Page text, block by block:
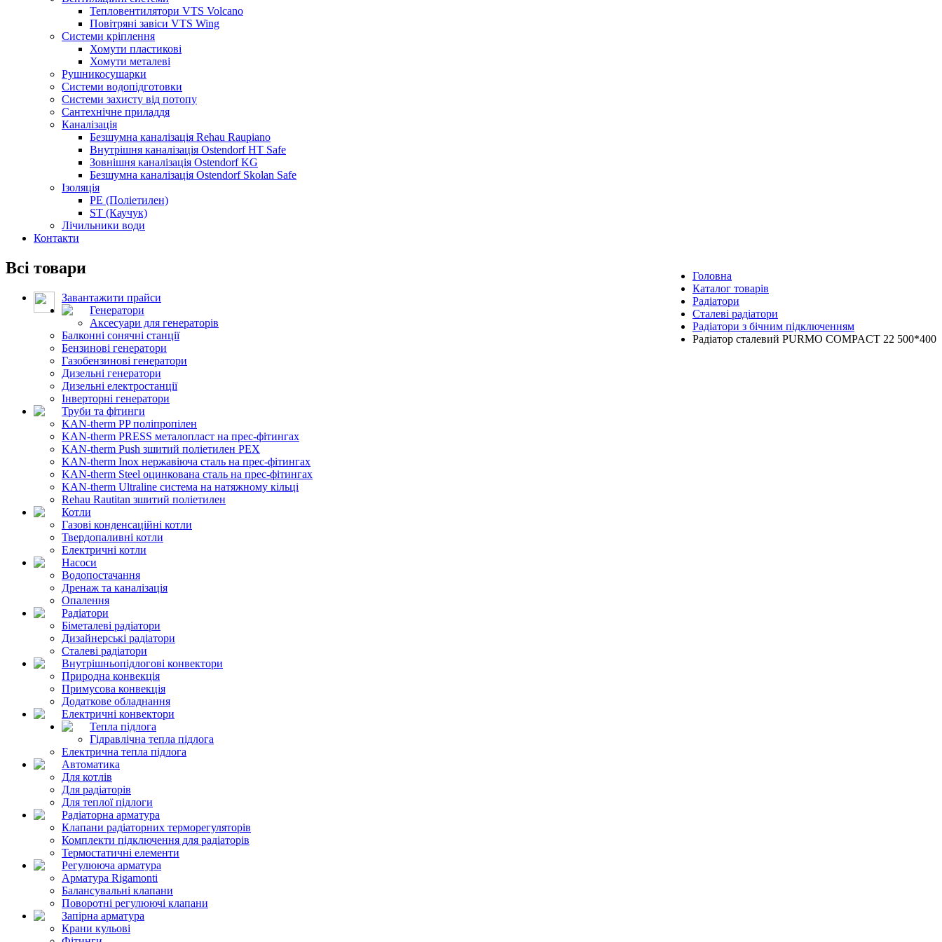
Тепловентилятори VTS Volcano
Повітряні завіси VTS Wing
Системи кріплення
Хомути пластикові
Хомути металеві
Рушникосушарки
Системи водопідготовки
Системи захисту від потопу
Сантехнічне приладдя
Каналізація
Безшумна каналізація Rehau Raupiano
Внутрішня каналізація Ostendorf HT Safe
Зовнішня каналізація Ostendorf KG
Безшумна каналізація Ostendorf Skolan Safe
Ізоляція
PE (Поліетилен)
ST (Каучук)
Лічильники води
Контакти
Головна
Каталог товарів
Радіатори
Сталеві радіатори
Радіатори з бічним підключенням
Радіатор сталевий PURMO COMPACT 22 500*400
Всі товари
Завантажити прайси
Генератори
Аксесуари для генераторів
Балконні сонячні станції
Бензинові генератори
Газобензинові генератори
Дизельні генератори
Дизельні електростанції
Інверторні генератори
Труби та фітинги
KAN-therm PP поліпропілен
KAN-therm PRESS металопласт на прес-фітингах
KAN-therm Push зшитий поліетилен PEX
KAN-therm Inox нержавіюча сталь на прес-фітингах
KAN-therm Steel оцинкована сталь на прес-фітингах
KAN-therm Ultraline система на натяжному кільці
Rehau Rautitan зшитий поліетилен
Котли
Газові конденсаційні котли
Твердопаливні котли
Електричні котли
Насоси
Водопостачання
Дренаж та каналізація
Опалення
Радіатори
Біметалеві радіатори
Дизайнерські радіатори
Сталеві радіатори
Внутрішньопідлогові конвектори
Природна конвекція
Примусова конвекція
Додаткове обладнання
Електричні конвектори
Тепла підлога
Гідравлічна тепла підлога
Електрична тепла підлога
Автоматика
Для котлів
Для радіаторів
Для теплої підлоги
Радіаторна арматура
Клапани радіаторних терморегуляторів
Комплекти підключення для радіаторів
Термостатичні елементи
Регулююча арматура
Арматура Rigamonti
Балансувальні клапани
Поворотні регулюючі клапани
Запірна арматура
Крани кульові